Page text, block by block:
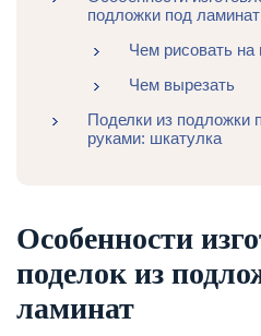
подложки под ламинат
Чем рисовать на
Чем вырезать
Поделки из подложки
руками: шкатулка
Особенности
поделок из
ламинат